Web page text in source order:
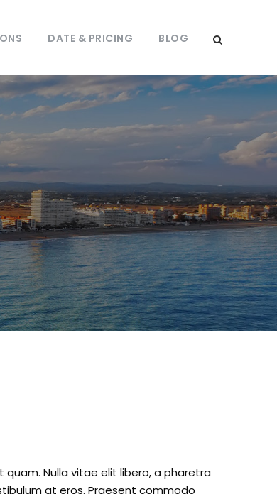
DATE & PRICING BLOG
Nulla vitae elit libero, a pharetra
at eros. Praesent commodo